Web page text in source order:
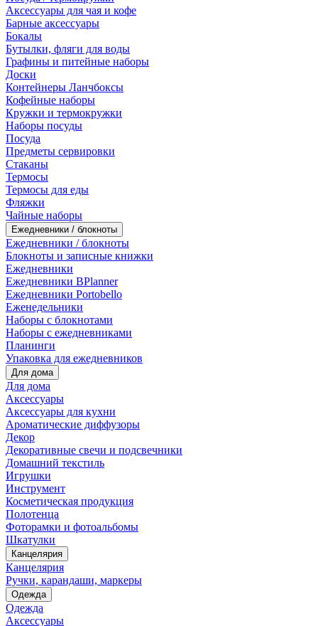
Аксессуары для чая и кофе
Барные аксессуары
Бокалы
Бутылки, фляги для воды
Графины и питейные наборы
Доски
Контейнеры Ланчбоксы
Кофейные наборы
Кружки и термокружки
Наборы посуды
Посуда
Предметы сервировки
Стаканы
Термосы
Термосы для еды
Фляжки
Чайные наборы
Ежедневники / блокноты
Ежедневники / блокноты
Блокноты и записные книжки
Ежедневники
Ежедневники BPlanner
Ежедневники Portobello
Еженедельники
Наборы с блокнотами
Наборы с ежедневниками
Планинги
Упаковка для ежедневников
Для дома
Для дома
Аксессуары
Аксессуары для кухни
Ароматические диффузоры
Декор
Декоративные свечи и подсвечники
Домашний текстиль
Игрушки
Инструмент
Косметическая продукция
Полотенца
Фоторамки и фотоальбомы
Шкатулки
Канцелярия
Канцелярия
Ручки, карандаши, маркеры
Одежда
Одежда
Аксессуары